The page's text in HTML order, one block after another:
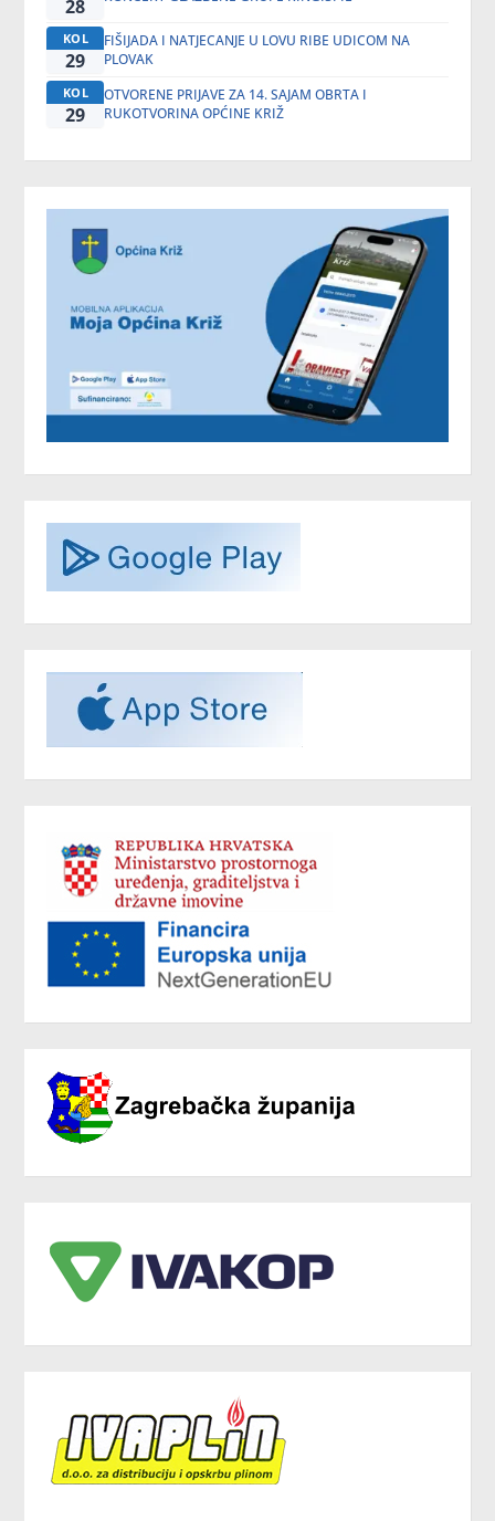
28
KOL
29
FIŠIJADA I NATJECANJE U LOVU RIBE UDICOM NA
PLOVAK
KOL
29
OTVORENE PRIJAVE ZA 14. SAJAM OBRTA I
RUKOTVORINA OPĆINE KRIŽ